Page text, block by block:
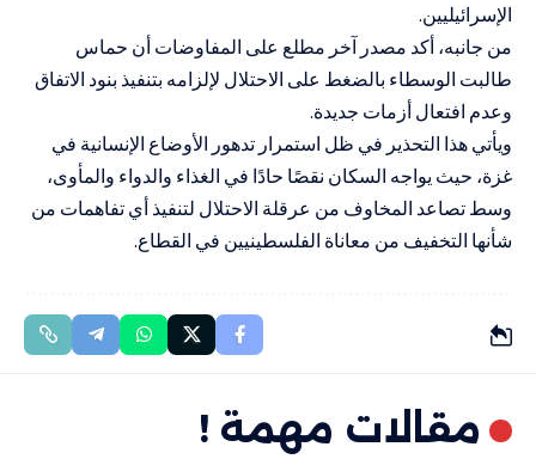
الإسرائيليين.
من جانبه، أكد مصدر آخر مطلع على المفاوضات أن حماس
طالبت الوسطاء بالضغط على الاحتلال لإلزامه بتنفيذ بنود الاتفاق
وعدم افتعال أزمات جديدة.
ويأتي هذا التحذير في ظل استمرار تدهور الأوضاع الإنسانية في
غزة، حيث يواجه السكان نقصًا حادًا في الغذاء والدواء والمأوى،
وسط تصاعد المخاوف من عرقلة الاحتلال لتنفيذ أي تفاهمات من
شأنها التخفيف من معاناة الفلسطينيين في القطاع.
مقالات مهمة !